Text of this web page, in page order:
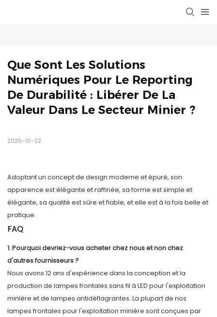
Que Sont Les Solutions
Numériques Pour Le Reporting
De Durabilité : Libérer De La
Valeur Dans Le Secteur Minier ?
2025-10-22
Adoptant un concept de design moderne et épuré, son
apparence est élégante et raffinée, sa forme est simple et
élégante, sa qualité est sûre et fiable, et elle est à la fois belle et
pratique.
FAQ
1. Pourquoi devriez-vous acheter chez nous et non chez
d'autres fournisseurs ?
Nous avons 12 ans d'expérience dans la conception et la
production de lampes frontales sans fil à LED pour l'exploitation
minière et de lampes antidéflagrantes. La plupart de nos
lampes frontales pour l'exploitation minière sont conçues par